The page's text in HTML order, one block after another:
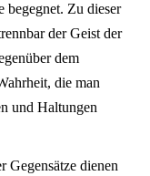
begegnet. Zu dieser
der Geist der
dem
die man
und Haltungen
Gegensätze dienen